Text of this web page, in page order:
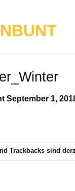
September 1,
Trackbacks sind